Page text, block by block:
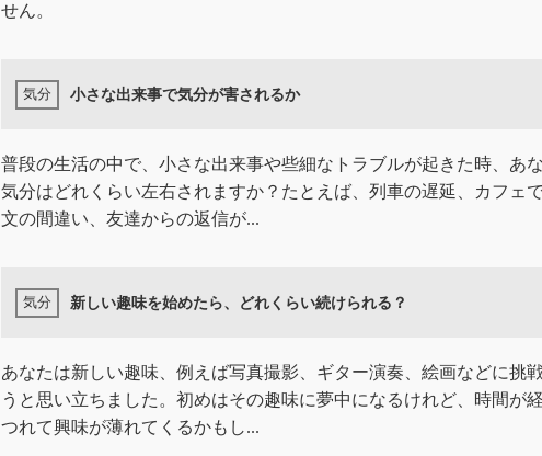
せん。
小さな出来事で気分が害されるか
普段の生活の中で、小さな出来事や些細なトラブルが起きた時、あ
気分はどれくらい左右されますか？たとえば、列車の遅延、カフェ
文の間違い、友達からの返信が...
新しい趣味を始めたら、どれくらい続けられる？
あなたは新しい趣味、例えば写真撮影、ギター演奏、絵画などに挑
うと思い立ちました。初めはその趣味に夢中になるけれど、時間が
つれて興味が薄れてくるかもし...